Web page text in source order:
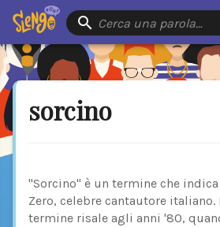
Cerca una parola…
sorcino
"Sorcino" è un termine che
Zero, celebre cantautore italiano.
termine risale agli anni '80,